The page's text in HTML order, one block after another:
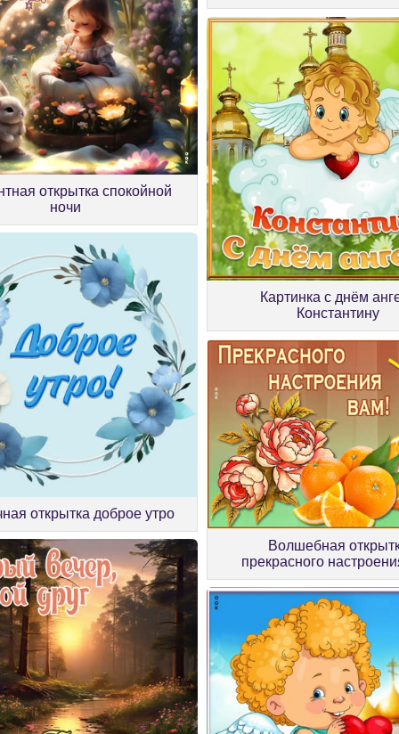
открытка спокойной
ночи
Картинка с днём
Константину
открытка доброе утро
Волшебная
прекрасного